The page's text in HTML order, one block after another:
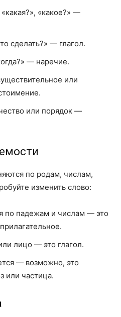
«какое?» —
сделать?» — глагол.
— наречие.
или
или порядок —
по родам, числам,
изменить слово:
по падежам и числам — это
лицо — это глагол.
— возможно, это
или частица.